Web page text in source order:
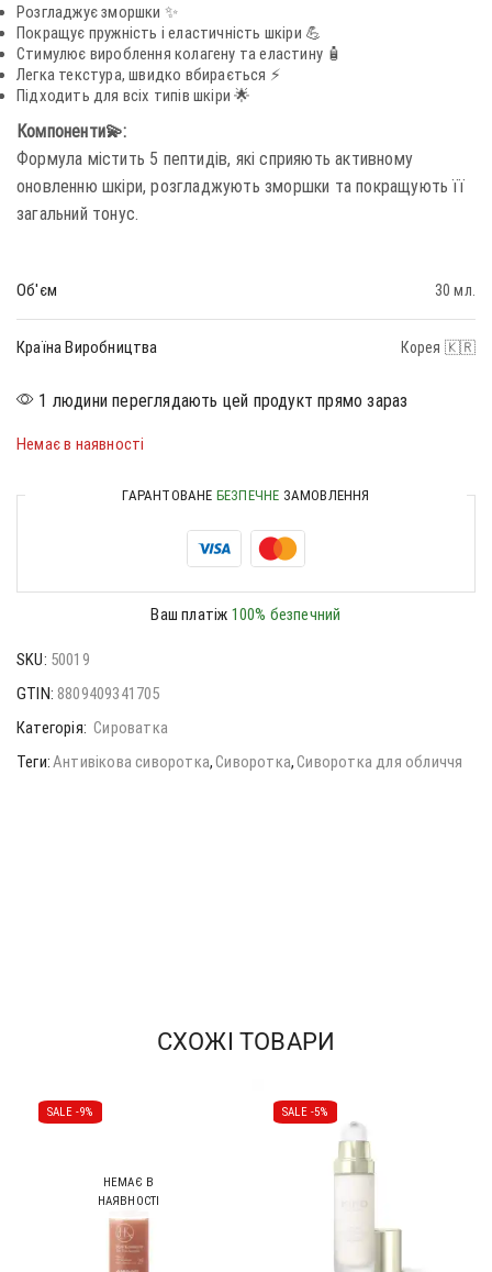
Розгладжує зморшки ✨
Покращує пружність і еластичність шкіри 💪
Стимулює вироблення колагену та еластину 🧴
Легка текстура, швидко вбирається ⚡
Підходить для всіх типів шкіри 🌟
Компоненти💫:
Формула містить 5 пептидів, які сприяють активному
оновленню шкіри, розгладжують зморшки та покращують її
загальний тонус.
Об'єм 30 мл.
Країна Виробництва Корея 🇰🇷
1 людини переглядають цей продукт прямо зараз
Немає в наявності
ГАРАНТОВАНЕ БЕЗПЕЧНЕ ЗАМОВЛЕННЯ
Ваш платіж 100% безпечний
SKU: 50019
GTIN: 8809409341705
Категорія: Сироватка
Теги:Антивікова сиворотка,Сиворотка,Сиворотка для обличчя
СХОЖІ ТОВАРИ
SALE -9%
НЕМАЄ В
НАЯВНОСТІ
SALE -5%